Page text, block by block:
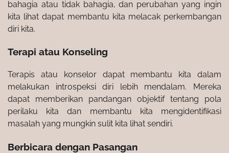
bahagia atau tidak bahagia, dan perubahan yang ingin
kita lihat dapat membantu kita melacak perkembangan
diri kita.
Terapi atau Konseling
Terapis atau konselor dapat membantu kita dalam
melakukan introspeksi diri lebih mendalam. Mereka
dapat memberikan pandangan objektif tentang pola
perilaku kita dan membantu kita mengidentifikasi
masalah yang mungkin sulit kita lihat sendiri.
Berbicara dengan Pasangan